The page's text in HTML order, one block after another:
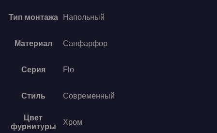
Тип монтажа Напольный
Материал Санфарфор
Серия Flo
Стиль Современный
Цвет
фурнитуры
Хром